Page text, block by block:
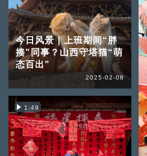
今日风景｜上班期间“胖
揍”同事？山西守塔猫“萌
态百出”
2025-02-08
1:49